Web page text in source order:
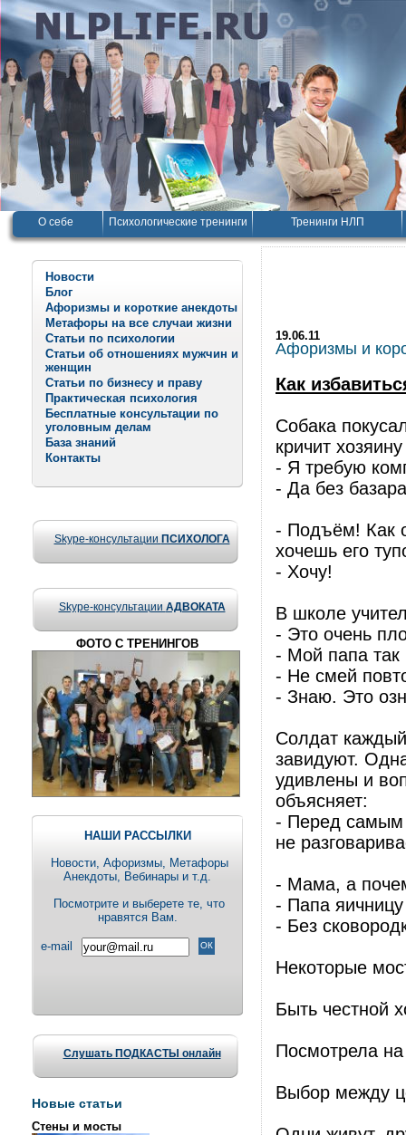
О себе Психологические тренинги Тренинги НЛП
Новости
Блог
Афоризмы и короткие анекдоты
Метафоры на все случаи жизни
Статьи по психологии
Статьи об отношениях мужчин и
женщин
Статьи по бизнесу и праву
Практическая психология
Бесплатные консультации по
уголовным делам
База знаний
Контакты
Skype-консультации ПСИХОЛОГА
Skype-консультации АДВОКАТА
ФОТО С ТРЕНИНГОВ
НАШИ РАССЫЛКИ
Новости, Aфоризмы, Метафоры
Анекдоты, Вебинары и т.д.
Посмотрите и выберете те, что
нравятся Вам.
e-mail
Слушать ПОДКАСТЫ онлайн
Новые статьи
Стены и мосты
19.06.11
Афоризмы и
Как
Собака
кричит
- Я требую
- Да без
- Подъём! Как
хочешь его
- Хочу!
В школе
- Это очень
- Мой папа так
- Не смей
- Знаю. Это
Солдат
завидуют.
удивлены и
объясняет:
- Перед самым
не
- Мама, а
- Папа
- Без
Некоторые
Быть честной
Посмотрела
Выбор между